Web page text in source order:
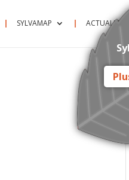
SYLVAMAP ACTUALITÉ